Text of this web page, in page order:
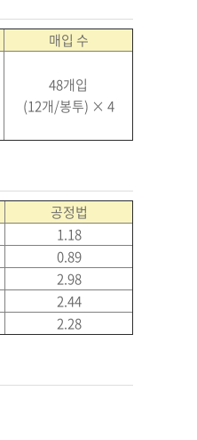
매입 수
48개입
(12개/봉투) × 4
공정법
1.18
0.89
2.98
2.44
2.28